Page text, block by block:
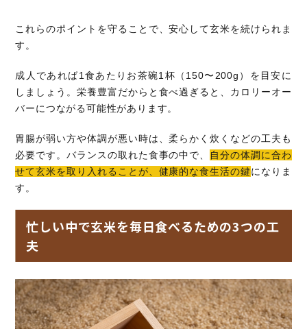
これらのポイントを守ることで、安心して玄米を続けられま
す。
成人であれば1食あたりお茶碗1杯（150〜200g）を目安に
しましょう。栄養豊富だからと食べ過ぎると、カロリーオー
バーにつながる可能性があります。
胃腸が弱い方や体調が悪い時は、柔らかく炊くなどの工夫も
必要です。バランスの取れた食事の中で、
自分の体調に合わ
せて玄米を取り入れることが、健康的な食生活の鍵になりま
す。
忙しい中で玄米を毎日食べるための3つの工
夫